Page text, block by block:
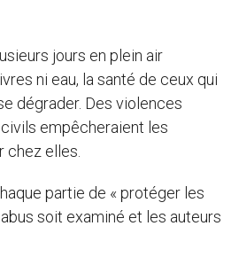
jours en plein air
ni eau, la santé de ceux qui
dégrader. Des violences
empêcheraient les
chez elles.
partie de « protéger les
soit examiné et les auteurs